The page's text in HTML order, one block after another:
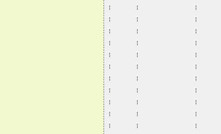
¦       ¦                ¦
¦       ¦                ¦
¦       ¦                ¦         ¦с
¦       ¦                ¦         ¦и
¦       ¦                ¦
¦       ¦                ¦
¦       ¦                ¦
¦       ¦                ¦
¦       ¦                ¦
¦       ¦                ¦
¦       ¦                ¦